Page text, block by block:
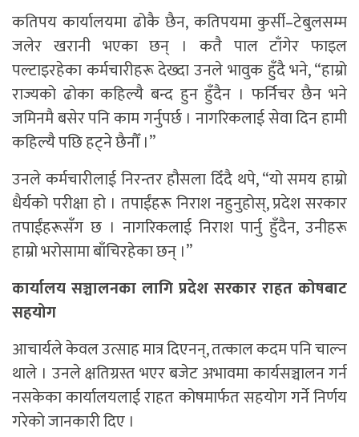
कतिपय कार्यालयमा ढोकै छैन, कतिपयमा कुर्सी–टेबुलसम्म
जलेर खरानी भएका छन् । कतै पाल टाँगेर फाइल
पल्टाइरहेका कर्मचारीहरू देख्दा उनले भावुक हुँदै भने, “हाम्रो
राज्यको ढोका कहिल्यै बन्द हुन हुँदैन । फर्निचर छैन भने
जमिनमै बसेर पनि काम गर्नुपर्छ । नागरिकलाई सेवा दिन हामी
कहिल्यै पछि हट्ने छैनौँ ।”
उनले कर्मचारीलाई निरन्तर हौसला दिँदै थपे, “यो समय हाम्रो
धैर्यको परीक्षा हो । तपाईंहरू निराश नहुनुहोस्, प्रदेश सरकार
तपाईंहरूसँग छ । नागरिकलाई निराश पार्नु हुँदैन, उनीहरू
हाम्रो भरोसामा बाँचिरहेका छन् ।”
कार्यालय सञ्चालनका लागि प्रदेश सरकार राहत कोषबाट
सहयोग
आचार्यले केवल उत्साह मात्र दिएनन्, तत्काल कदम पनि चाल्न
थाले । उनले क्षतिग्रस्त भएर बजेट अभावमा कार्यसञ्चालन गर्न
नसकेका कार्यालयलाई राहत कोषमार्फत सहयोग गर्ने निर्णय
गरेकाे जानकारी दिए ।